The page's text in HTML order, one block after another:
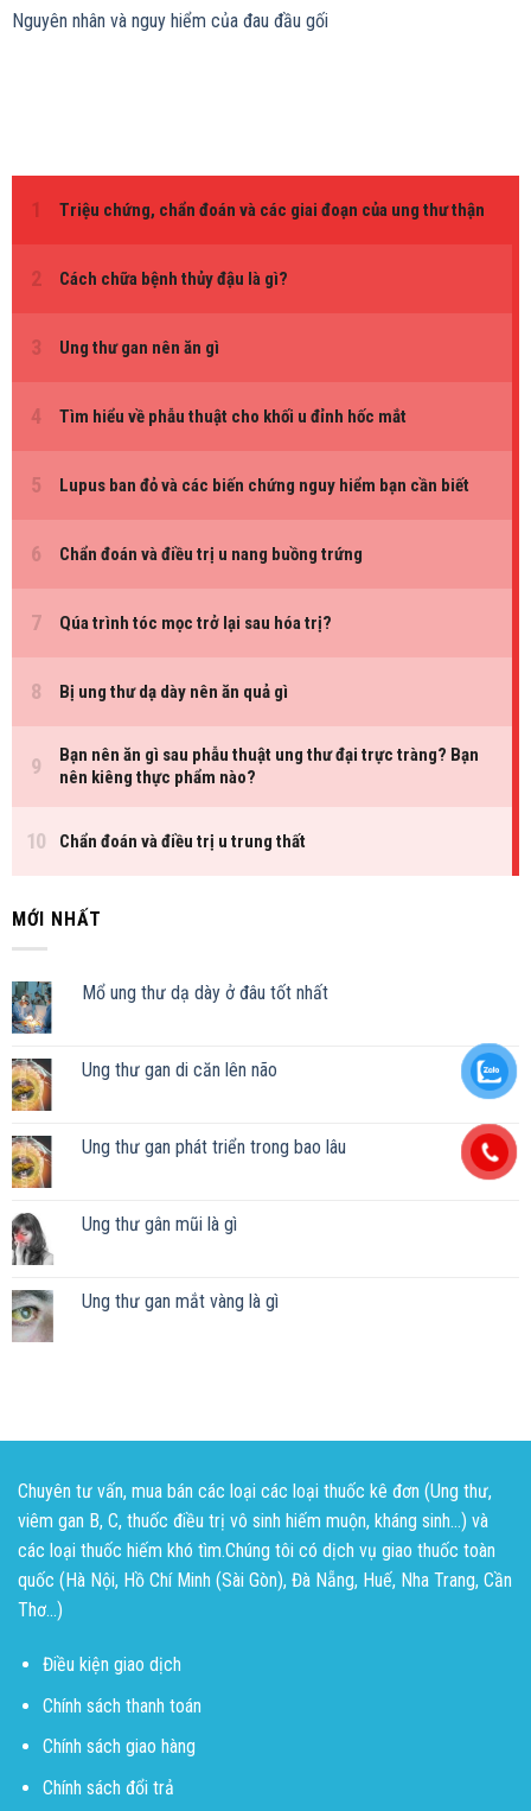
Nguyên nhân và nguy hiểm của đau đầu gối
MỚI NHẤT
Mổ ung thư dạ dày ở đâu tốt nhất
Ung thư gan di căn lên não
Ung thư gan phát triển trong bao lâu
Ung thư gân mũi là gì
Ung thư gan mắt vàng là gì
Chuyên tư vấn, mua bán các loại các loại thuốc kê đơn (Ung thư,
viêm gan B, C, thuốc điều trị vô sinh hiếm muộn, kháng sinh...) và
các loại thuốc hiếm khó tìm.Chúng tôi có dịch vụ giao thuốc toàn
quốc (Hà Nội, Hồ Chí Minh (Sài Gòn), Đà Nẵng, Huế, Nha Trang, Cần
Thơ...)
Điều kiện giao dịch
Chính sách thanh toán
Chính sách giao hàng
Chính sách đổi trả